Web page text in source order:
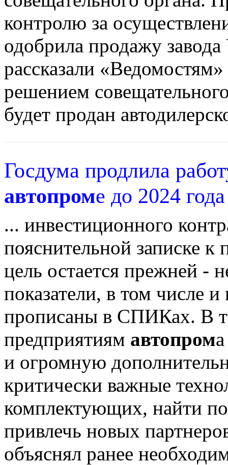
контролю за
одобрила продажу
рассказали
решением
будет продан
Госдума продлила
автопроме до 2024 года
... инвестиционного
пояснительной записке к
цель остается прежней -
показатели, в том числе
прописаны в СПИКах. В
предприятиям автопром
и огромную
критически важные
комплектующих, найти
привлечь новых
объяснял ранее